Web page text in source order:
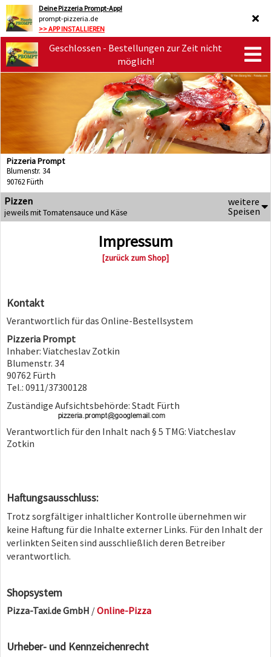
Deine Pizzeria Prompt-App!
prompt-pizzeria.de
>> APP INSTALLIEREN
Geschlossen - Bestellungen zur Zeit nicht
möglich!
Pizzeria Prompt
Blumenstr. 34
90762 Fürth
Pizzen
jeweils mit Tomatensauce und Käse
weitere
Speisen
Impressum
[zurück zum Shop]
Kontakt
Verantwortlich für das Online-Bestellsystem
Pizzeria Prompt
Inhaber: Viatcheslav Zotkin
Blumenstr. 34
90762 Fürth
Tel.: 0911/37300128
Zuständige Aufsichtsbehörde: Stadt Fürth
Verantwortlich für den Inhalt nach § 5 TMG: Viatcheslav
Zotkin
Haftungsausschluss:
Trotz sorgfältiger inhaltlicher Kontrolle übernehmen wir
keine Haftung für die Inhalte externer Links. Für den Inhalt der
verlinkten Seiten sind ausschließlich deren Betreiber
verantwortlich.
Shopsystem
Pizza-Taxi.de GmbH /Online-Pizza
Urheber- und Kennzeichenrecht